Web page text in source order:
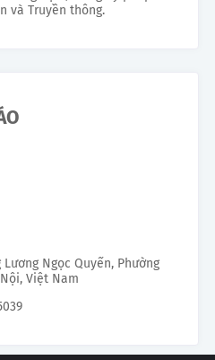
và Truyền thông.
Ngọc Quyến, Phường
Việt Nam